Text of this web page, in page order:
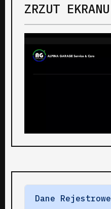
ZRZUT EKRANU
Dane Rejestrowe